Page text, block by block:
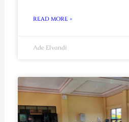
READ MORE »
Ade Elvandi